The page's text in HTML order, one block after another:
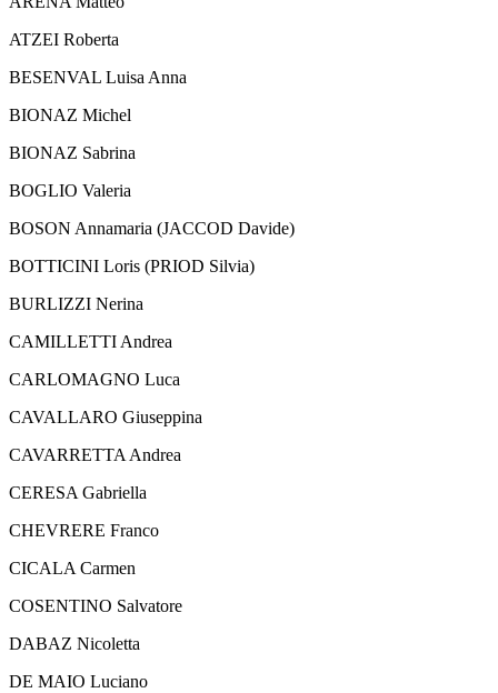
ATZEI Roberta
BESENVAL Luisa Anna
BIONAZ Michel
BIONAZ Sabrina
BOGLIO Valeria
BOSON Annamaria (JACCOD Davide)
BOTTICINI Loris (PRIOD Silvia)
BURLIZZI Nerina
CAMILLETTI Andrea
CARLOMAGNO Luca
CAVALLARO Giuseppina
CAVARRETTA Andrea
CERESA Gabriella
CHEVRERE Franco
CICALA Carmen
COSENTINO Salvatore
DABAZ Nicoletta
DE MAIO Luciano